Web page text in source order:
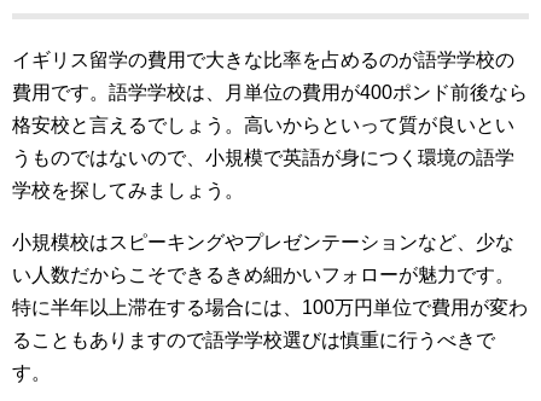
イギリス留学の費用で大きな比率を占めるのが語学学校の
費用です。語学学校は、月単位の費用が400ポンド前後なら
格安校と言えるでしょう。高いからといって質が良いとい
うものではないので、小規模で英語が身につく環境の語学
学校を探してみましょう。
小規模校はスピーキングやプレゼンテーションなど、少な
い人数だからこそできるきめ細かいフォローが魅力です。
特に半年以上滞在する場合には、100万円単位で費用が変わ
ることもありますので語学学校選びは慎重に行うべきで
す。